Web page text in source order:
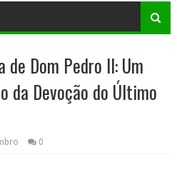
de Dom Pedro II: Um
da Devoção do Último
0